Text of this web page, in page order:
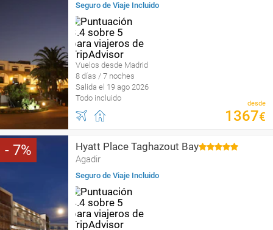
Seguro de Viaje Incluido
Vuelos desde Madrid
8 días / 7 noches
Salida el 19 ago 2026
Todo incluido
desde
1367€
7 Hyatt Place Taghazout Bay
Agadir
Seguro de Viaje Incluido